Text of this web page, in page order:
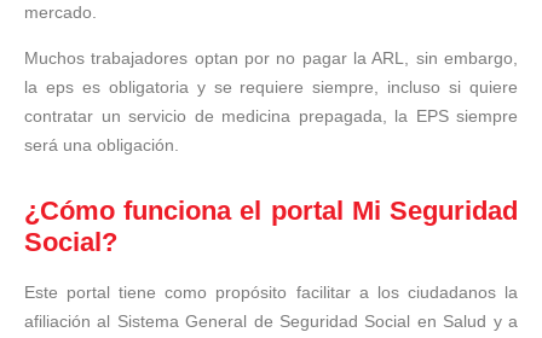
mercado.
Muchos trabajadores optan por no pagar la ARL, sin embargo,
la eps es obligatoria y se requiere siempre, incluso si quiere
contratar un servicio de medicina prepagada, la EPS siempre
será una obligación.
¿Cómo funciona el portal Mi Seguridad
Social?
Este portal tiene como propósito facilitar a los ciudadanos la
afiliación al Sistema General de Seguridad Social en Salud y a